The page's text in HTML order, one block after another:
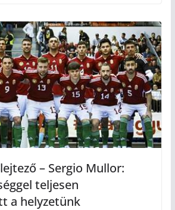
– Sergio Mullor:
teljesen
a helyzetünk